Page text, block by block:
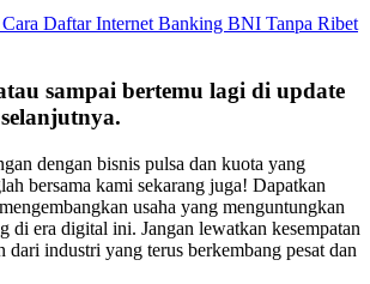
Daftar Internet Banking BNI Tanpa Ribet
sampai bertemu lagi di update
dengan bisnis pulsa dan kuota yang
bersama kami sekarang juga! Dapatkan
usaha yang menguntungkan
di era digital ini. Jangan lewatkan kesempatan
dari industri yang terus berkembang pesat dan